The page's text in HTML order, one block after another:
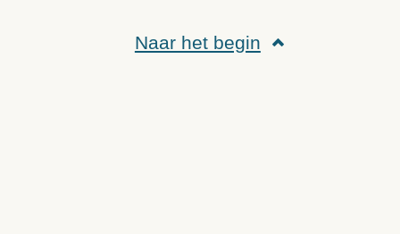
Naar het begin